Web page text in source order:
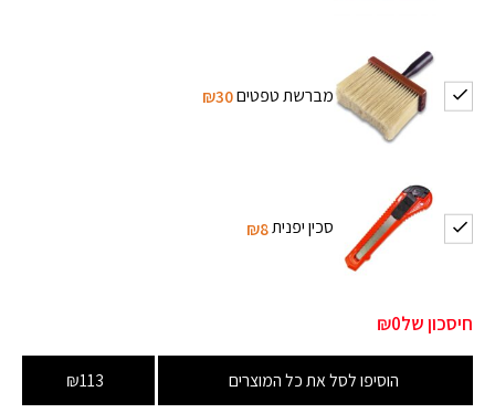
מברשת טפטים₪30
סכין יפנית₪8
חיסכון של₪0
הוסיפו לסל את כל המוצרים ₪113